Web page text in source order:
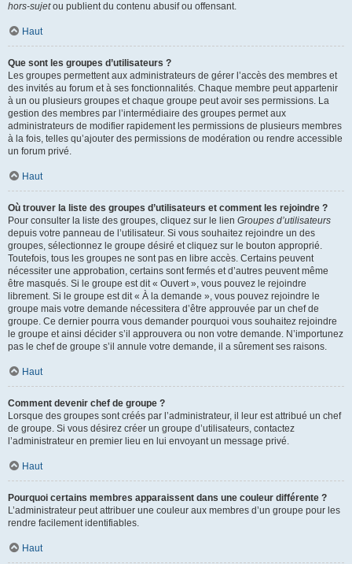
hors-sujetou publient du contenu abusif ou offensant.
Haut
Que sont les groupes d’utilisateurs ?
Les groupes permettent aux administrateurs de gérer l’accès des membres et
des invités au forum et à ses fonctionnalités. Chaque membre peut appartenir
à un ou plusieurs groupes et chaque groupe peut avoir ses permissions. La
gestion des membres par l’intermédiaire des groupes permet aux
administrateurs de modifier rapidement les permissions de plusieurs membres
à la fois, telles qu’ajouter des permissions de modération ou rendre accessible
un forum privé.
Haut
Où trouver la liste des groupes d’utilisateurs et comment les rejoindre ?
Pour consulter la liste des groupes, cliquez sur le lien Groupes d’utilisateurs
depuis votre panneau de l’utilisateur. Si vous souhaitez rejoindre un des
groupes, sélectionnez le groupe désiré et cliquez sur le bouton approprié.
Toutefois, tous les groupes ne sont pas en libre accès. Certains peuvent
nécessiter une approbation, certains sont fermés et d’autres peuvent même
être masqués. Si le groupe est dit « Ouvert », vous pouvez le rejoindre
librement. Si le groupe est dit « À la demande », vous pouvez rejoindre le
groupe mais votre demande nécessitera d’être approuvée par un chef de
groupe. Ce dernier pourra vous demander pourquoi vous souhaitez rejoindre
le groupe et ainsi décider s’il approuvera ou non votre demande. N’importunez
pas le chef de groupe s’il annule votre demande, il a sûrement ses raisons.
Haut
Comment devenir chef de groupe ?
Lorsque des groupes sont créés par l’administrateur, il leur est attribué un chef
de groupe. Si vous désirez créer un groupe d’utilisateurs, contactez
l’administrateur en premier lieu en lui envoyant un message privé.
Haut
Pourquoi certains membres apparaissent dans une couleur différente ?
L’administrateur peut attribuer une couleur aux membres d’un groupe pour les
rendre facilement identifiables.
Haut